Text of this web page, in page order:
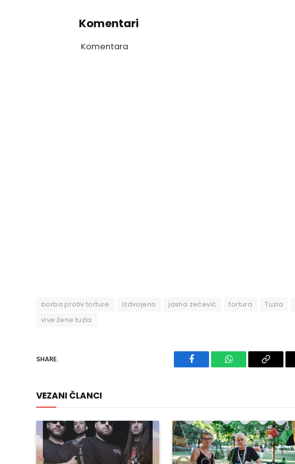
Komentari
Komentara
borba protiv torture Izdvojeno jasna zečević tortura Tuzla
vive žene tuzla
SHARE.
Facebook WhatsAppCopy
VEZANI ČLANCI